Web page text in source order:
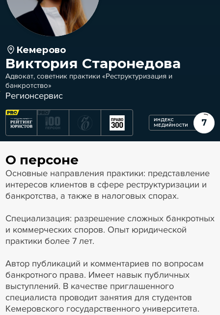
Кемерово
Виктория Старонедова
Адвокат, советник практики «Реструктуризация и
банкротство»
Регионсервис
ИНДЕКС
МЕДИЙНОСТИ
7
О персоне
Основные направления практики: представление
интересов клиентов в сфере реструктуризации и
банкротства, а также в налоговых спорах.
Специализация: разрешение сложных банкротных
и коммерческих споров. Опыт юридической
практики более 7 лет.
Автор публикаций и комментариев по вопросам
банкротного права. Имеет навык публичных
выступлений. В качестве приглашенного
специалиста проводит занятия для студентов
Кемеровского государственного университета.